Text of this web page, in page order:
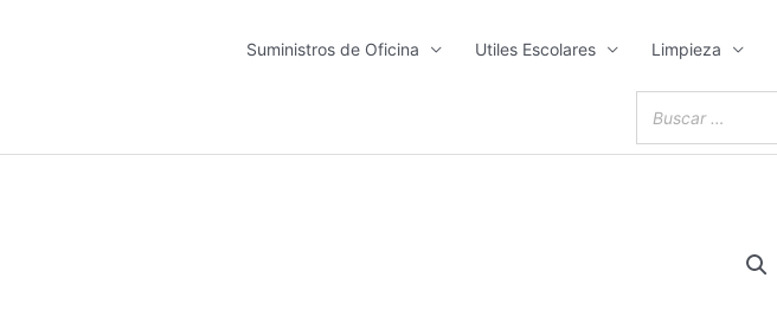
Suministros de Oficina Utiles Escolares Limpieza